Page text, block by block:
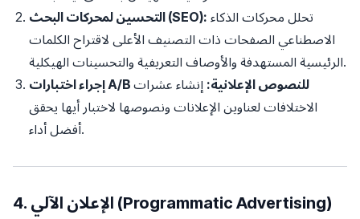
التحسين لمحركات البحث (SEO):
الاصطناعي الصفحات ذات التصنيف الأعلى لاقتراح الكلمات
الرئيسية المستهدفة والأوصاف التعريفية والتحسينات الهيكلية.
إجراء اختبارات A/B للنصوص الإعلانية: إنشاء عشرات
الاختلافات لعناوين الإعلانات ونصوصها لاختبار أيها يحقق
أفضل أداء.
4. الإعلان الآلي (Programmatic Advertising)